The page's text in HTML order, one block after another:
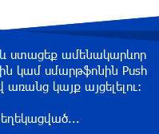
թիվը շուրջ 7
ստացեք ամենակարևոր
կամ սմարթֆոնին Push
առանց կայք այցելելու։